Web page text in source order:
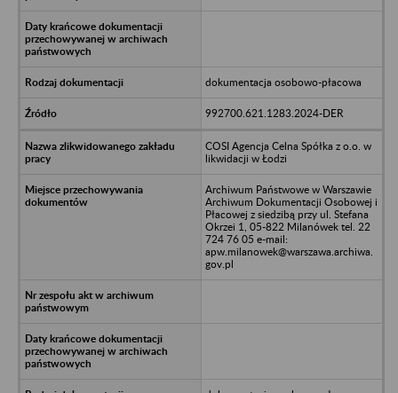
dokumentacja osobowo-płacowa
992700.621.1283.2024-DER
COSI Agencja Celna Spółka z o.o. w
likwidacji w Łodzi
Archiwum Państwowe w Warszawie
Archiwum Dokumentacji Osobowej i
Płacowej z siedzibą przy ul. Stefana
Okrzei 1, 05-822 Milanówek tel. 22
724 76 05 e-mail:
apw.milanowek@warszawa.archiwa.
gov.pl